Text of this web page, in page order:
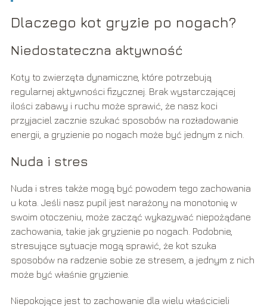
Dlaczego kot gryzie po nogach?
Niedostateczna aktywność
Koty to zwierzęta dynamiczne, które potrzebują
regularnej aktywności fizycznej. Brak wystarczającej
ilości zabawy i ruchu może sprawić, że nasz koci
przyjaciel zacznie szukać sposobów na rozładowanie
energii, a gryzienie po nogach może być jednym z nich.
Nuda i stres
Nuda i stres także mogą być powodem tego zachowania
u kota. Jeśli nasz pupil jest narażony na monotonię w
swoim otoczeniu, może zacząć wykazywać niepożądane
zachowania, takie jak gryzienie po nogach. Podobnie,
stresujące sytuacje mogą sprawić, że kot szuka
sposobów na radzenie sobie ze stresem, a jednym z nich
może być właśnie gryzienie.
Niepokojące jest to zachowanie dla wielu właścicieli